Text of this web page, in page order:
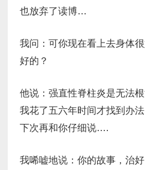
也放弃了读博…
我问：可你现在看上去身体
好的？
他说：强直性脊柱炎是无法
我花了五六年时间才找到办
下次再和你仔细说….
我唏嘘地说：你的故事，治